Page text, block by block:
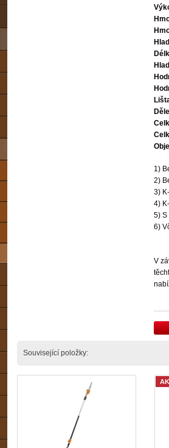
1)
2)
3)
4)
5) S
6)
V
Související položky: